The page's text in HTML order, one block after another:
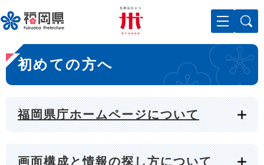
ー
ジ
先
頭
で
。
メニューを飛ばして本文へ
本
文
初めての方へ
福岡県庁ホームページについて
画面構成と情報の探し方について